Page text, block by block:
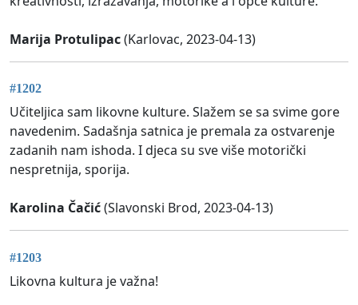
Marija Protulipac(Karlovac, 2023-04-13)
#1202
Učiteljica sam likovne kulture. Slažem se sa svime gore
navedenim. Sadašnja satnica je premala za ostvarenje
zadanih nam ishoda. I djeca su sve više motorički
nespretnija, sporija.
Karolina Čačić(Slavonski Brod, 2023-04-13)
#1203
Likovna kultura je važna!